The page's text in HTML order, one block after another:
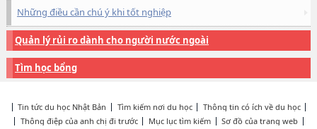
Những điều cần chú ý khi tốt nghiệp
Quản lý rủi ro dành cho người nước ngoài
Tìm học bổng
Tin tức du học Nhật Bản Tìm kiếm nơi du học
Thông tin có ích về du học
Thông điệp của anh chị đi trước
Mục lục tìm kiếm
Sơ đồ của trang web